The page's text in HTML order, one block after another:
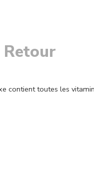
contient toutes les